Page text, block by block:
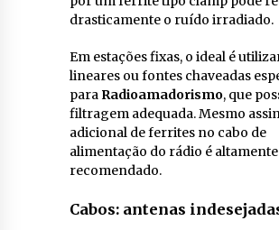
drasticamente o ruído irradiado.
Em estações fixas, o ideal é
lineares ou fontes chaveadas
para Radioamadorismo, que
filtragem adequada. Mesmo
adicional de ferrites no cabo de
alimentação do rádio é altamente
recomendado.
Cabos: antenas